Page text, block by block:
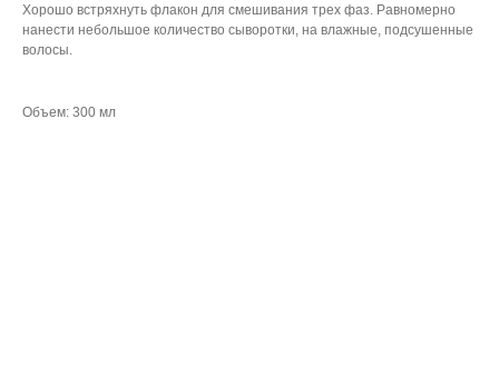
Хорошо встряхнуть флакон для смешивания трех фаз. Равномерно
нанести небольшое количество сыворотки, на влажные, подсушенные
волосы.
Объем: 300 мл